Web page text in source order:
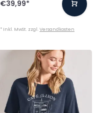
€39,99*
* Inkl. MwSt. zzgl. Versandkosten